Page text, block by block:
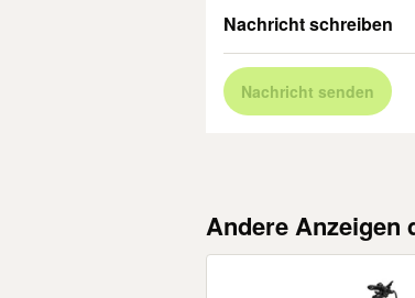
Nachricht schreiben
Nachricht senden
Andere Anzeigen